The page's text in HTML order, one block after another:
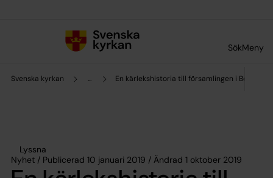
SökMeny
Svenska kyrkan ... En kärlekshistoria till församlingen i Berlin
Lyssna
Nyhet / Publicerad 10 januari 2019 / Ändrad 1 oktober 2019